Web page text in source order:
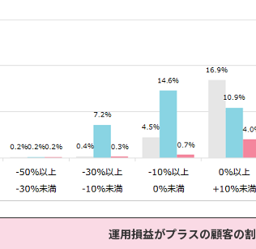
運用損益がプラスの顧客の